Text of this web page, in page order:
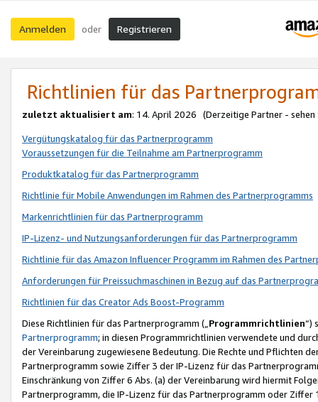
Anmelden oder Registrieren
Richtlinien für das
zuletzt aktualisiert am: 14. April 2026 (Derzeitige Partner - sehen
Vergütungskatalog für das Partnerprogramm
Voraussetzungen für die Teilnahme am Partnerprogramm
Produktkatalog für das Partnerprogramm
Richtlinie für Mobile Anwendungen im Rahmen des Partnerprogramms
Markenrichtlinien für das Partnerprogramm
IP-Lizenz- und Nutzungsanforderungen für das Partnerprogramm
Richtlinie für das Amazon Influencer Programm im Rahmen des
Anforderungen für Preissuchmaschinen in Bezug auf das
Richtlinien für das Creator Ads Boost-Programm
Diese Richtlinien für das Partnerprogramm („Programmrichtlinien“)
Partnerprogramm; in diesen Programmrichtlinien verwendete und
der Vereinbarung zugewiesene Bedeutung. Die Rechte und Pflichten
Partnerprogramm sowie Ziffer 3 der IP-Lizenz für das
Einschränkung von Ziffer 6 Abs. (a) der Vereinbarung wird hiermit
Partnerprogramm, die IP-Lizenz für das Partnerprogramm oder